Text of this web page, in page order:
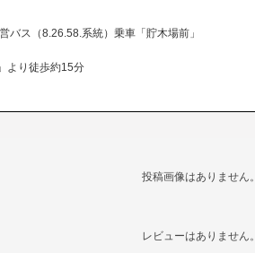
バス（8.26.58.系統）乗車「貯木場前」
より徒歩約15分
投稿画像はありません。
レビューはありません。